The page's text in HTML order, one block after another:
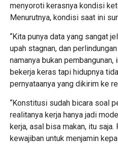
menyoroti kerasnya kondisi
Menurutnya, kondisi saat ini
“Kita punya data yang sangat
upah stagnan, dan
namanya bukan
bekerja keras tapi hidupnya
pernyataanya yang dikirim ke
“Konstitusi sudah bicara soal
realitanya kerja hanya jadi
kerja, asal bisa makan, itu saja.
kewajiban untuk menjamin